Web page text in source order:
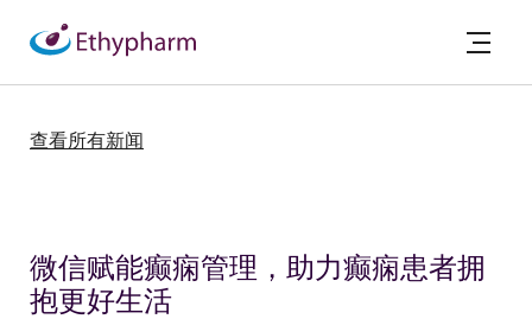
查看所有新闻
微信赋能癫痫管理，助力癫痫患者拥
抱更好生活